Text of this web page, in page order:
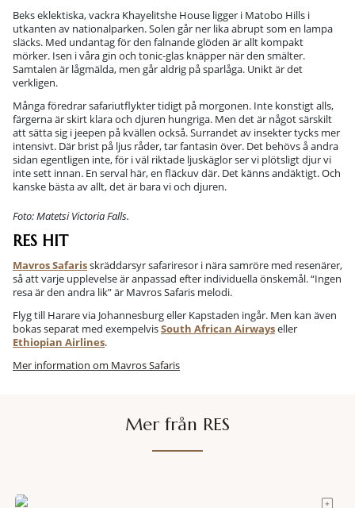
Beks eklektiska, vackra Khayelitshe House ligger i Matobo Hills i
utkanten av nationalparken. Solen går ner lika abrupt som en lampa
släcks. Med undantag för den falnande glöden är allt kompakt
mörker. Isen i våra gin och tonic-glas knäpper när den smälter.
Samtalen är lågmälda, men går aldrig på sparlåga. Unikt är det
verkligen.
Många föredrar safariutflykter tidigt på morgonen. Inte konstigt alls,
färgerna är skirt klara och djuren hungriga. Men det är något särskilt
att sätta sig i jeepen på kvällen också. Surrandet av insekter tycks mer
intensivt. Där brist på ljus råder, tar fantasin över. Det behövs å andra
sidan egentligen inte, för i väl riktade ljuskäglor ser vi plötsligt djur vi
inte sett innan. En serval här, en fläckuv där. Det känns andäktigt. Och
kanske bästa av allt, det är bara vi och djuren.
Foto: Matetsi Victoria Falls.
RES HIT
Mavros Safarisskräddarsyr safariresor i nära samröre med resenärer,
så att varje upplevelse är anpassad efter individuella önskemål. “Ingen
resa är den andra lik” är Mavros Safaris melodi.
Flyg till Harare via Johannesburg eller Kapstaden ingår. Men kan även
bokas separat med exempelvisSouth African Airwayseller
Ethiopian Airlines.
Mer information om Mavros Safaris
Mer från RES